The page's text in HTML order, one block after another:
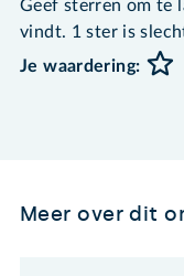
Geef sterren om te
vindt. 1 ster is
Je waardering:
Meer over dit